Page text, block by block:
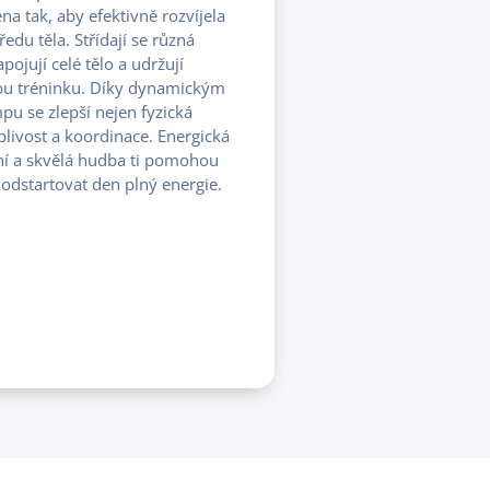
tak, aby efektivně rozvíjela
těla. Střídají se různá
celé tělo a udržují
tréninku. Díky dynamickým
se zlepší nejen fyzická
a koordinace. Energická
a skvělá hudba ti pomohou
den plný energie.